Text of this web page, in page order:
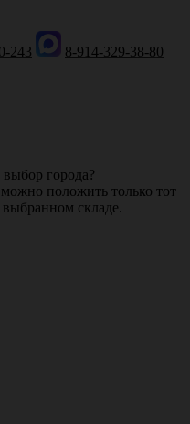
243
8-914-329-38-80
города?
положить только тот
складе.